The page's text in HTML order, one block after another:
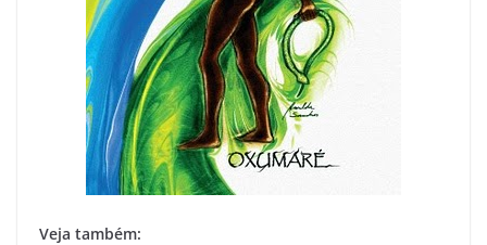
Veja também: